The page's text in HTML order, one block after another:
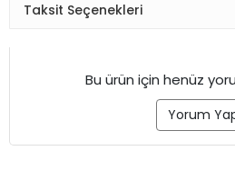
Taksit Seçenekleri
Bu ürün için henüz
Yorum